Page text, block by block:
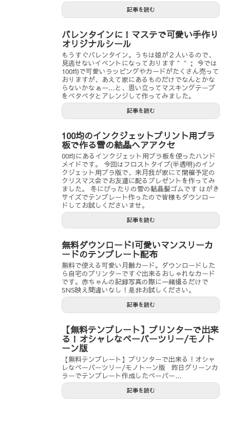
記事を読む
バレンタインに！マステで可愛い手作り
オリジナルシール
もうすぐバレンタイン。うちは娘が２人いるので、
見逃せないイベントになっております＾＾； 今では
100均で可愛いラッピングやカードがたくさん売って
おりますが、あえて家にあるものだけでなんとかな
らないかなぁー…と、思い立ってマスキングテープ
をペタペタとアレンジして作ってみました。
記事を読む
100均のインクジェットプリント用プラ
板で作る雪の結晶ヘアアクセ
00均にあるインクジェット用プラ板を使ったハンド
メイドです。 今回はフロストタイプ(半透明)のイン
クジェット用プラ版で、来月我が家にて開催予定の
クリスマス会でお友達に配るプレゼントを作ってみ
ました。 冬にぴったりの雪の結晶髪ゴムです はがき
サイズでテンプレート作ったので皆様もダウンロー
ドしてお試しくださいませ。
記事を読む
無料ダウンロード!可愛いマンスリーカ
ードのテンプレート配布
無料で使える可愛い月齢カード。ダウンロードした
ら自宅のプリンターですぐ出来るおしゃれなカード
です。赤ちゃんの記録写真の際に一緒撮るだけで
SNS映え間違いなし！是非お試しください。
記事を読む
【無料テンプレート】プリンターで出来
る！オシャレなペーパーツリー/モノト
ーン版
【無料テンプレート】プリンターで出来る！オシャ
レなペーパーツリー/モノトーン版 昨日グリーンカ
ラーでテンプレート作成したペーパー...
記事を読む